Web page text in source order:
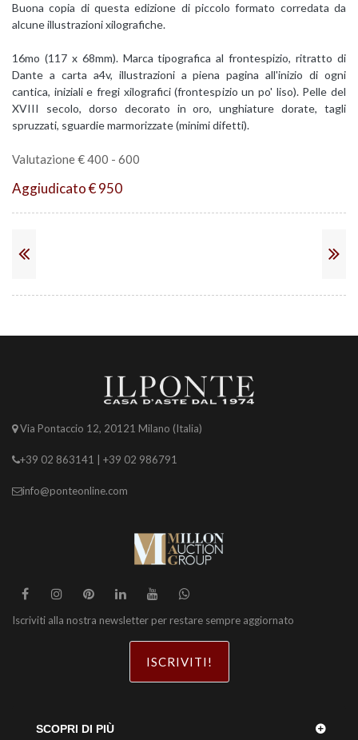
Buona copia di questa edizione di piccolo formato corredata da
alcune illustrazioni xilografiche.
16mo (117 x 68mm). Marca tipografica al frontespizio, ritratto di
Dante a carta a4v, illustrazioni a piena pagina all'inizio di ogni
cantica, iniziali e fregi xilografici (frontespizio un po' liso). Pelle del
XVIII secolo, dorso decorato in oro, unghiature dorate, tagli
spruzzati, sguardie marmorizzate (minimi difetti).
Valutazione € 400 - 600
Aggiudicato € 950
Via Pontaccio 12, 20121 Milano (Italia)
+39 02 863141 | +39 02 986791
info@ponteonline.com
Iscriviti alla nostra newsletter per restare sempre aggiornato
ISCRIVITI!
SCOPRI DI PIÙ